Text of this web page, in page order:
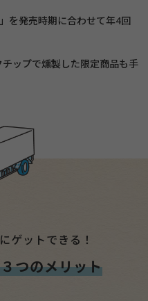
を発売時期に合わせて年4回
ップで燻製した限定商品も手
ゲットできる！
つのメリット